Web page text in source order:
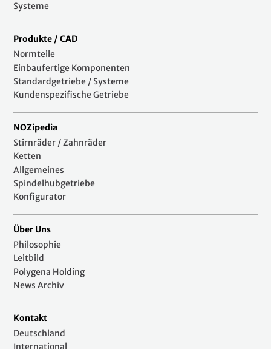
Systeme
Produkte / CAD
Normteile
Einbaufertige Komponenten
Standardgetriebe / Systeme
Kundenspezifische Getriebe
NOZipedia
Stirnräder / Zahnräder
Ketten
Allgemeines
Spindelhubgetriebe
Konfigurator
Über Uns
Philosophie
Leitbild
Polygena Holding
News Archiv
Kontakt
Deutschland
International